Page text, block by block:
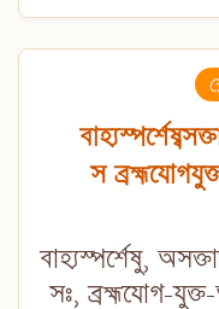
স
বাহ্যস্পর্শেষু,
সঃ, ব্রহ্মযোগ-